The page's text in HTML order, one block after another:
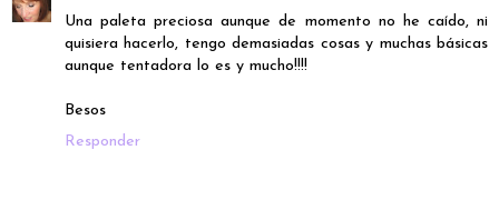
Una paleta preciosa aunque de momento no he caído, ni
quisiera hacerlo, tengo demasiadas cosas y muchas básicas
aunque tentadora lo es y mucho!!!!
Besos
Responder